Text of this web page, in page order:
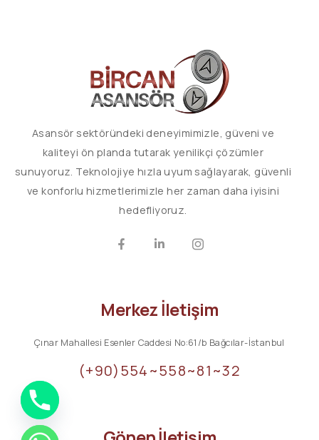
Asansör sektöründeki deneyimimizle, güveni ve
kaliteyi ön planda tutarak yenilikçi çözümler
sunuyoruz. Teknolojiye hızla uyum sağlayarak, güvenli
ve konforlu hizmetlerimizle her zaman daha iyisini
hedefliyoruz.
Merkez İletişim
Çınar Mahallesi Esenler Caddesi No:61/b Bağcılar-İstanbul
(+90)554~558~81~32